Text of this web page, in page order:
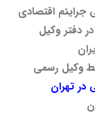
اقتصادی
دفتر وکیل
وکیل رسمی
در تهران